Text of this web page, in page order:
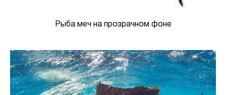
Рыба меч на прозрачном фоне